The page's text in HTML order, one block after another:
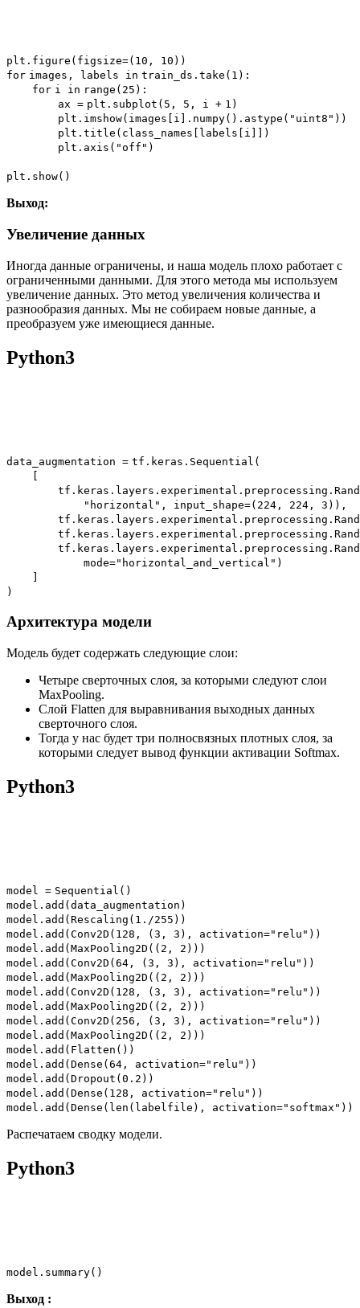
plt.figure(figsize=( 10 , 10 ))
for images, labels in train_ds.take( 1 ):
for i in range ( 25 ):
ax = plt.subplot( 5 , 5 , i + 1 )
plt.imshow(images[i].numpy().astype( "uint8" ))
plt.title(class_names[labels[i]])
plt.axis( "off" )
plt.show()
Выход:
Увеличение данных
Иногда данные ограничены, и наша модель плохо работает с
ограниченными данными. Для этого метода мы используем
увеличение данных. Это метод увеличения количества и
разнообразия данных. Мы не собираем новые данные, а
преобразуем уже имеющиеся данные.
Python3
data_augmentation = tf.keras.Sequential(
[
"horizontal" , input_shape=( 224 , 224 , 3 )),
mode="horizontal_and_vertical" )
]
)
Архитектура модели
Модель будет содержать следующие слои:
Четыре сверточных слоя, за которыми следуют слои
MaxPooling.
Слой Flatten для выравнивания выходных данных
сверточного слоя.
Тогда у нас будет три полносвязных плотных слоя, за
которыми следует вывод функции активации Softmax.
Python3
model = Sequential()
model.add(data_augmentation)
model.add(Rescaling( 1. /255 ))
model.add(Conv2D( 128 , ( 3 , 3 ), activation="relu" ))
model.add(MaxPooling2D(( 2 , 2 )))
model.add(Conv2D( 64 , ( 3 , 3 ), activation="relu" ))
model.add(MaxPooling2D(( 2 , 2 )))
model.add(Conv2D( 128 , ( 3 , 3 ), activation="relu" ))
model.add(MaxPooling2D(( 2 , 2 )))
model.add(Conv2D( 256 , ( 3 , 3 ), activation="relu" ))
model.add(MaxPooling2D(( 2 , 2 )))
model.add(Flatten())
model.add(Dense( 64 , activation="relu" ))
model.add(Dropout( 0.2 ))
model.add(Dense( 128 , activation="relu" ))
model.add(Dense( len (labelfile), activation="softmax" ))
Распечатаем сводку модели.
Python3
model.summary()
Выход :